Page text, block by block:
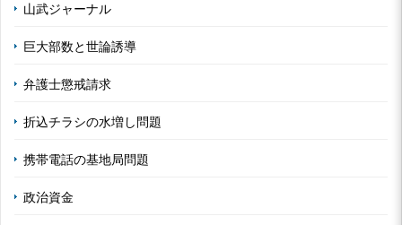
山武ジャーナル
巨大部数と世論誘導
弁護士懲戒請求
折込チラシの水増し問題
携帯電話の基地局問題
政治資金